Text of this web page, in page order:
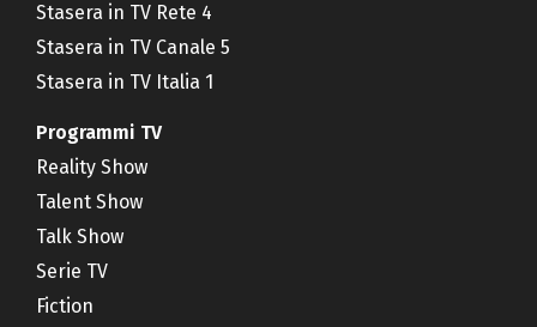
Stasera in TV Rete 4
Stasera in TV Canale 5
Stasera in TV Italia 1
Programmi TV
Reality Show
Talent Show
Talk Show
Serie TV
Fiction